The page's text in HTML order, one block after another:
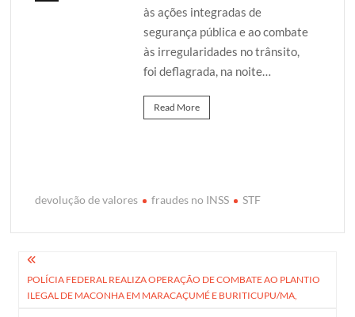
às ações integradas de
segurança pública e ao combate
às irregularidades no trânsito,
foi deflagrada, na noite…
Read More
devolução de valores fraudes no INSS STF
Navegação
de
POLÍCIA FEDERAL REALIZA OPERAÇÃO DE COMBATE AO PLANTIO
ILEGAL DE MACONHA EM MARACAÇUMÉ E BURITICUPU/MA,